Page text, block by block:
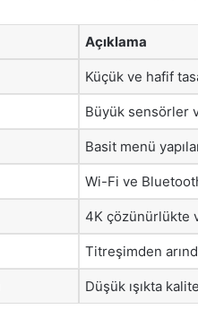
Açıklama
Küçük ve hafif
Büyük sensörler
Basit menü
Wi-Fi ve
4K çözünürlükte
Titreşimden
Düşük ışıkta